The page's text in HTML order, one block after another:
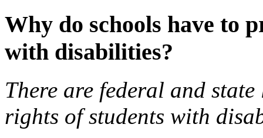
Why do schools have to
with disabilities?
There are federal and
rights of students with